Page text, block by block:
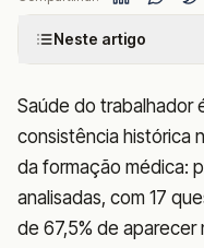
Neste artigo
Saúde do trabalhador
consistência histórica
da formação médica:
analisadas, com 17
de 67,5% de aparecer